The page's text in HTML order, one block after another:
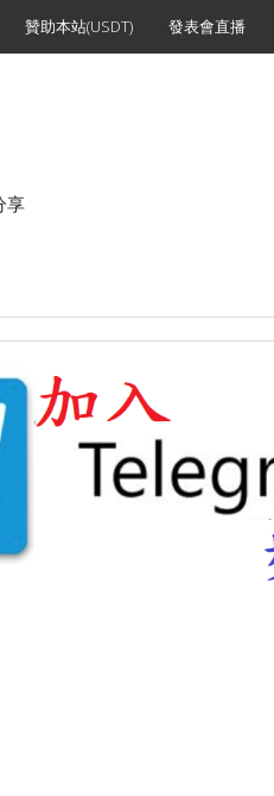
贊助本站(USDT) 發表會直播
享